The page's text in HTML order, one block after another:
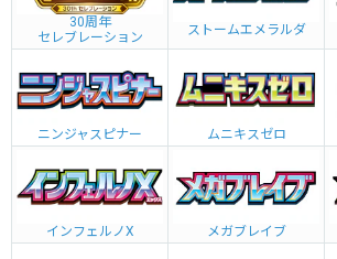
30周年
セレブレーション
ストームエメラルダ
ニンジャスピナー ムニキスゼロ
インフェルノX メガブレイブ